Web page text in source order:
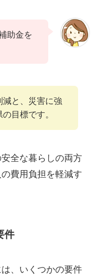
助金を
と、災害に強
目標です。
全な暮らしの両方
費用負担を軽減す
件
、いくつかの要件